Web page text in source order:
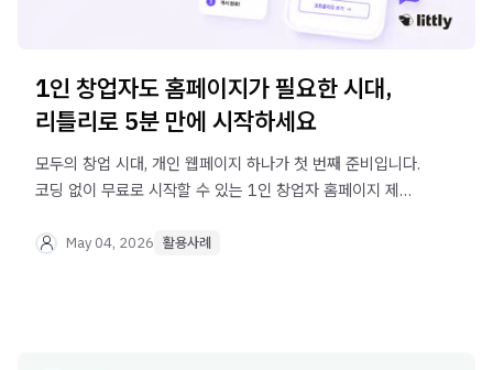
1인 창업자도 홈페이지가 필요한 시대,
리틀리로 5분 만에 시작하세요
모두의 창업 시대, 개인 웹페이지 하나가 첫 번째 준비입니다.
코딩 없이 무료로 시작할 수 있는 1인 창업자 홈페이지 제작
May 04, 2026 활용사례